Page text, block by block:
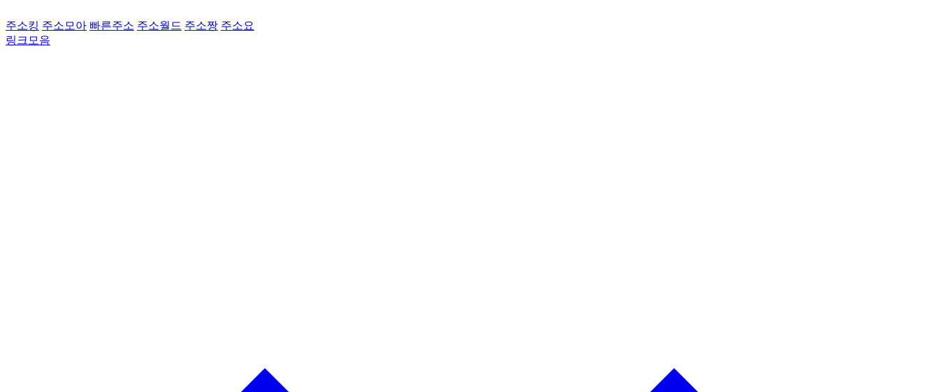
주소킹 주소모아 빠른주소 주소월드 주소짱 주소요
링크모음